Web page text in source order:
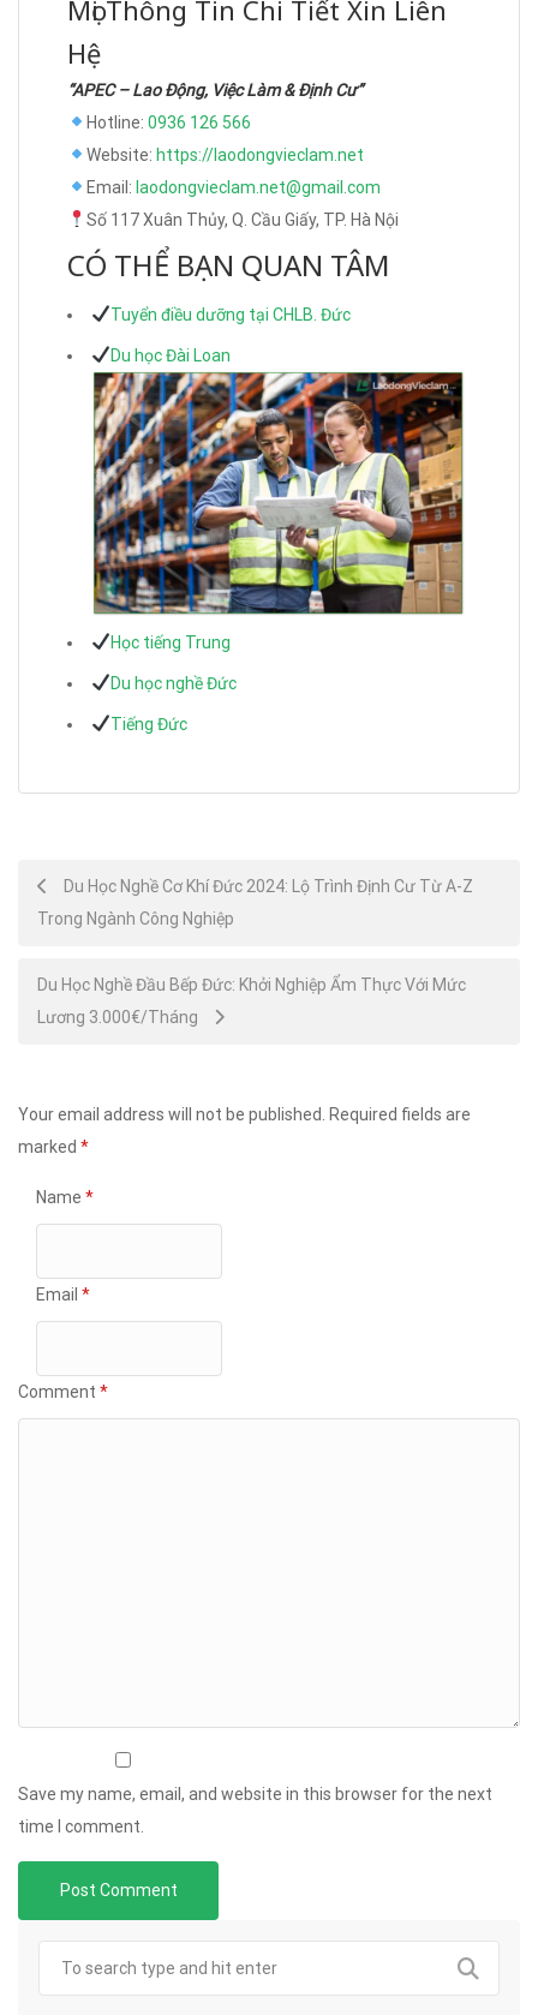
Mọi Thông Tin Chi Tiết Xin Liên
Hệ
“APEC – Lao Động, Việc Làm & Định Cư”
Hotline: 0936 126 566
Website: https://laodongvieclam.net
Email: laodongvieclam.net@gmail.com
Số 117 Xuân Thủy, Q. Cầu Giấy, TP. Hà Nội
CÓ THỂ BẠN QUAN TÂM
Tuyển điều dưỡng tại CHLB. Đức
Du học Đài Loan
Học tiếng Trung
Du học nghề Đức
Tiếng Đức
Post
navigation
Du Học Nghề Cơ Khí Đức 2024: Lộ Trình Định Cư Từ A-Z
Trong Ngành Công Nghiệp
Du Học Nghề Đầu Bếp Đức: Khởi Nghiệp Ẩm Thực Với Mức
Lương 3.000€/Tháng
Your email address will not be published.
Required fields are
marked *
Name *
Email *
Comment *
Save my name, email, and website in this browser for the next
time I comment.